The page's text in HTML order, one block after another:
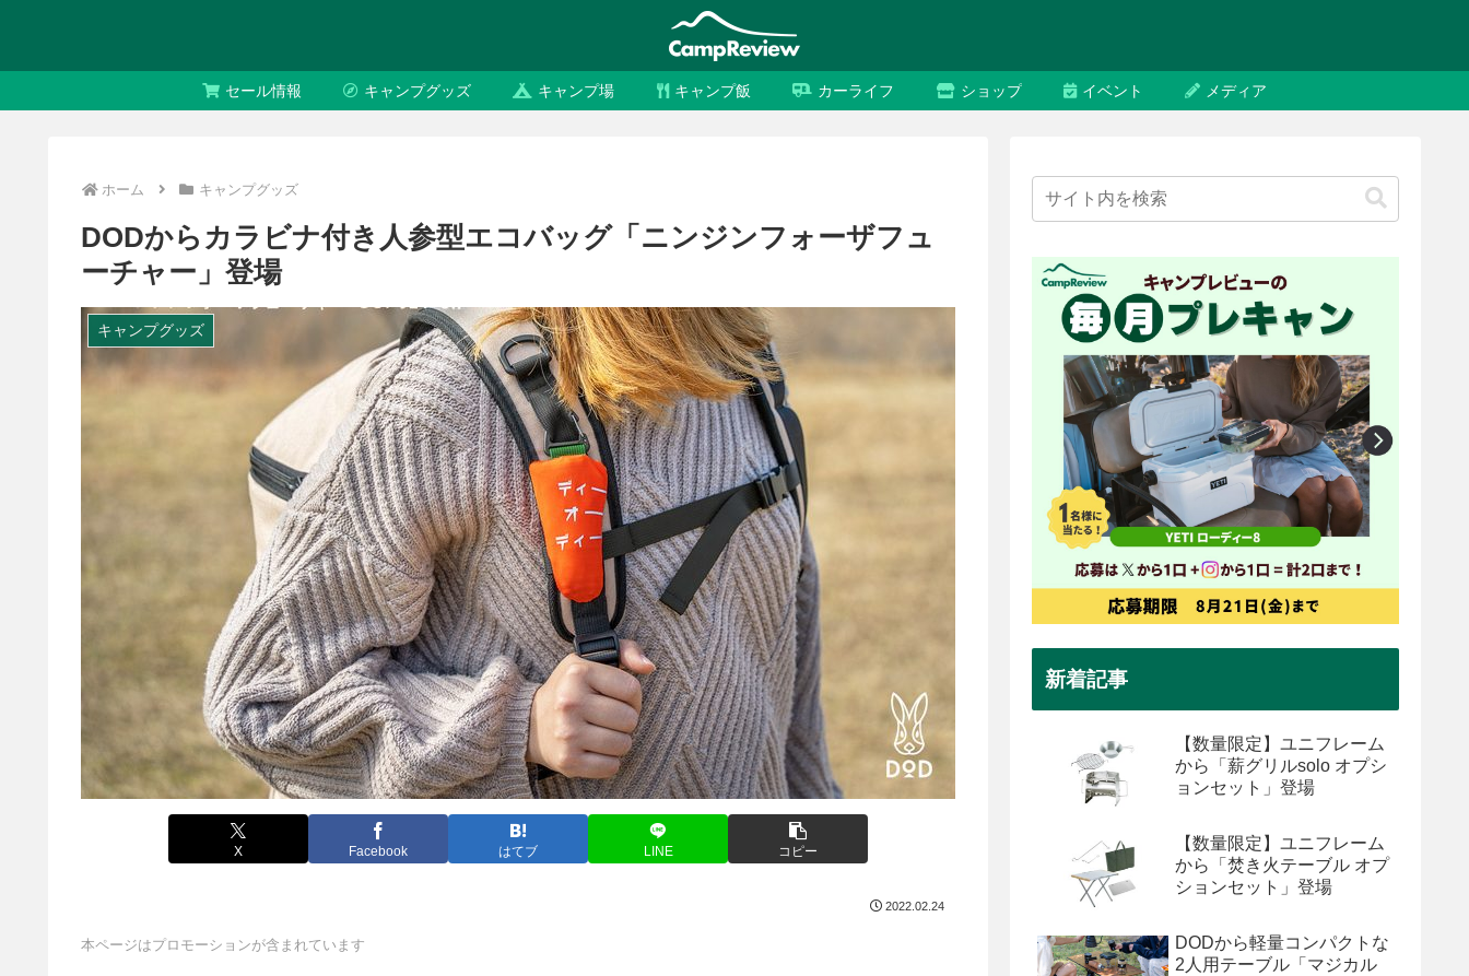
セール情報 キャンプグッズ キャンプ場 キャンプ飯 カーライフ ショップ イベント メディア
ホーム キャンプグッズ
DODからカラビナ付き人参型エコバッグ「ニンジンフォーザフュ
ーチャー」登場
キャンプグッズ
X Facebook はてブ LINE コピー
2022.02.24
本ページはプロモーションが含まれています
新着記事
【数量限定】ユニフレーム
から「薪グリルsolo オプシ
ョンセット」登場
【数量限定】ユニフレーム
から「焚き火テーブル オプ
ションセット」登場
DODから軽量コンパクトな
2人用テーブル「マジカル